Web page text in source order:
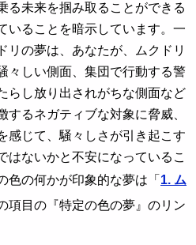
る未来を掴み取ることができる
いることを暗示しています。一
リの夢は、あなたが、ムクドリ
々しい側面、集団で行動する警
らし放り出されがちな側面など
るネガティブな対象に脅威、
感じて、騒々しさが引き起こす
はないかと不安になっているこ
色の何かが印象的な夢は「 1. ム
項目の『特定の色の夢』のリン